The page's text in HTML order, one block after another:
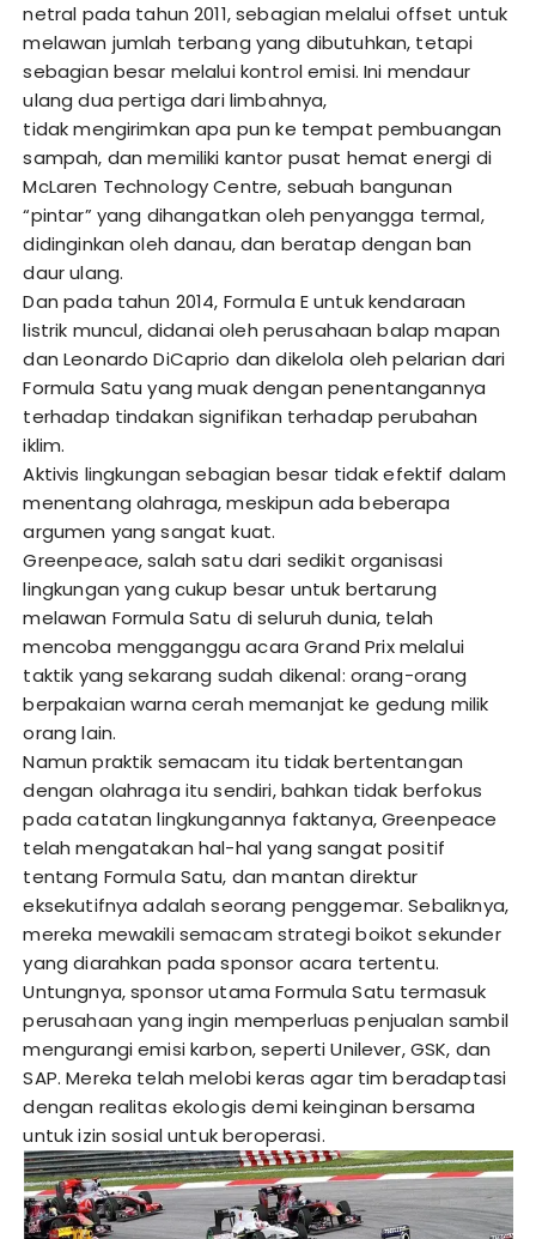
netral pada tahun 2011, sebagian melalui offset untuk
melawan jumlah terbang yang dibutuhkan, tetapi
sebagian besar melalui kontrol emisi. Ini mendaur
ulang dua pertiga dari limbahnya,
tidak mengirimkan apa pun ke tempat pembuangan
sampah, dan memiliki kantor pusat hemat energi di
McLaren Technology Centre, sebuah bangunan
“pintar” yang dihangatkan oleh penyangga termal,
didinginkan oleh danau, dan beratap dengan ban
daur ulang.
Dan pada tahun 2014, Formula E untuk kendaraan
listrik muncul, didanai oleh perusahaan balap mapan
dan Leonardo DiCaprio dan dikelola oleh pelarian dari
Formula Satu yang muak dengan penentangannya
terhadap tindakan signifikan terhadap perubahan
iklim.
Aktivis lingkungan sebagian besar tidak efektif dalam
menentang olahraga, meskipun ada beberapa
argumen yang sangat kuat.
Greenpeace, salah satu dari sedikit organisasi
lingkungan yang cukup besar untuk bertarung
melawan Formula Satu di seluruh dunia, telah
mencoba mengganggu acara Grand Prix melalui
taktik yang sekarang sudah dikenal: orang-orang
berpakaian warna cerah memanjat ke gedung milik
orang lain.
Namun praktik semacam itu tidak bertentangan
dengan olahraga itu sendiri, bahkan tidak berfokus
pada catatan lingkungannya faktanya, Greenpeace
telah mengatakan hal-hal yang sangat positif
tentang Formula Satu, dan mantan direktur
eksekutifnya adalah seorang penggemar. Sebaliknya,
mereka mewakili semacam strategi boikot sekunder
yang diarahkan pada sponsor acara tertentu.
Untungnya, sponsor utama Formula Satu termasuk
perusahaan yang ingin memperluas penjualan sambil
mengurangi emisi karbon, seperti Unilever, GSK, dan
SAP. Mereka telah melobi keras agar tim beradaptasi
dengan realitas ekologis demi keinginan bersama
untuk izin sosial untuk beroperasi.